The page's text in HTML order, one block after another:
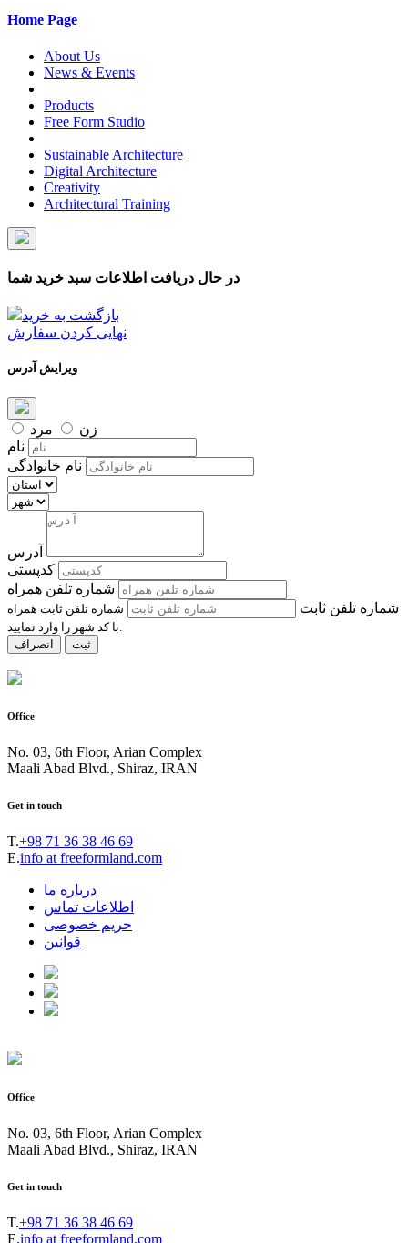
Home Page
About Us
News & Events
Products
Free Form Studio
Sustainable Architecture
Digital Architecture
Creativity
Architectural Training
در حال دریافت اطلاعات سبد خرید شما
بازگشت به خرید
نهایی کردن سفارش
ویرایش آدرس
زن
مرد
نام
نام خانوادگی
آدرس
کدپستی
شماره تلفن همراه
شماره تلفن ثابت
شماره تلفن ثابت همراه
انصراف
ثبت
Office
No. 03, 6th Floor, Arian Complex
Maali Abad Blvd., Shiraz, IRAN
Get in touch
T.+98 71 36 38 46 69
E.info at freeformland.com
درباره ما
اطلاعات تماس
حریم خصوصی
قوانین
Office
No. 03, 6th Floor, Arian Complex
Maali Abad Blvd., Shiraz, IRAN
Get in touch
T.+98 71 36 38 46 69
E.info at freeformland.com